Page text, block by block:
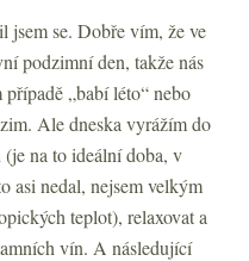
jsem se. Dobře vím, že ve
podzimní den, takže nás
„babí léto“ nebo
Ale dneska vyrážím do
na to ideální doba, v
asi nedal, nejsem velkým
teplot), relaxovat a
vín. A následující